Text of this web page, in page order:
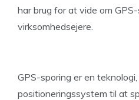
har brug for at vide om
virksomhedsejere.
GPS-sporing er en
positioneringssystem til at